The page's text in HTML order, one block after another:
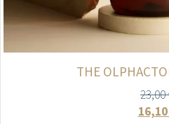
THE
23,00
16,10